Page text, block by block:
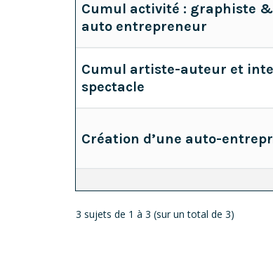
Cumul activité : graphiste
auto entrepreneur
Cumul artiste-auteur et
spectacle
Création d’une auto-
3 sujets de 1 à 3 (sur un total de 3)